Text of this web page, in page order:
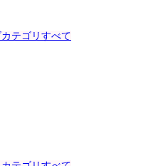
テゴリすべて